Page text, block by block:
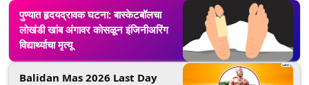
पुण्यात हृदयद्रावक घटना: बास्केटबॉलचा
लोखंडी खांब अंगावर कोसळून इंजिनीअरिंग
विद्यार्थ्याचा मृत्यू
Balidan Mas 2026 Last Day